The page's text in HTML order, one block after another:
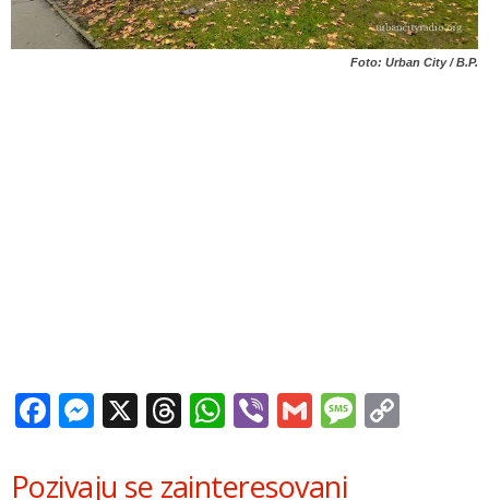
Foto: Urban City / B.P.
Facebook
Messenger
X Threads
WhatsApp
ViberGmail
Pozivaju se zainteresovani